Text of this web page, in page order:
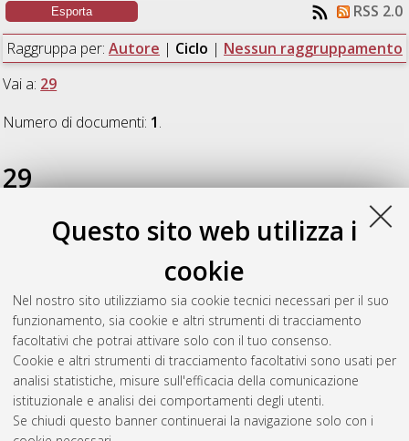
Questo sito web utilizza i
cookie
Nel nostro sito utilizziamo sia cookie tecnici necessari per il suo
funzionamento, sia cookie e altri strumenti di tracciamento
facoltativi che potrai attivare solo con il tuo consenso.
Cookie e altri strumenti di tracciamento facoltativi sono usati per
analisi statistiche, misure sull'efficacia della comunicazione
istituzionale e analisi dei comportamenti degli utenti.
Se chiudi questo banner continuerai la navigazione solo con i
RSS 2.0
Raggruppa per: Autore | Ciclo | Nessun raggruppamento
Vai a: 29
Numero di documenti: 1.
29
Rambaldi, Anna Maria(2017)The Nervous System of
Delphinidae: Neurochenical Studies on Different Central and
, [Dissertation thesis], Alma Mater
Studiorum Università di Bologna. Dottorato di ricerca in
Scienze veterinarie, 29 Ciclo. DOI
10.6092/unibo/amsdottorato/8071.
Questa lista e' stata generata ilSun Aug 9 20:32:41 2026